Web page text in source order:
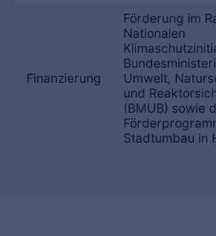
Finanzierung
Förderung im
Nationalen
Umwelt,
und
(BMUB) sowie
Stadtumbau in